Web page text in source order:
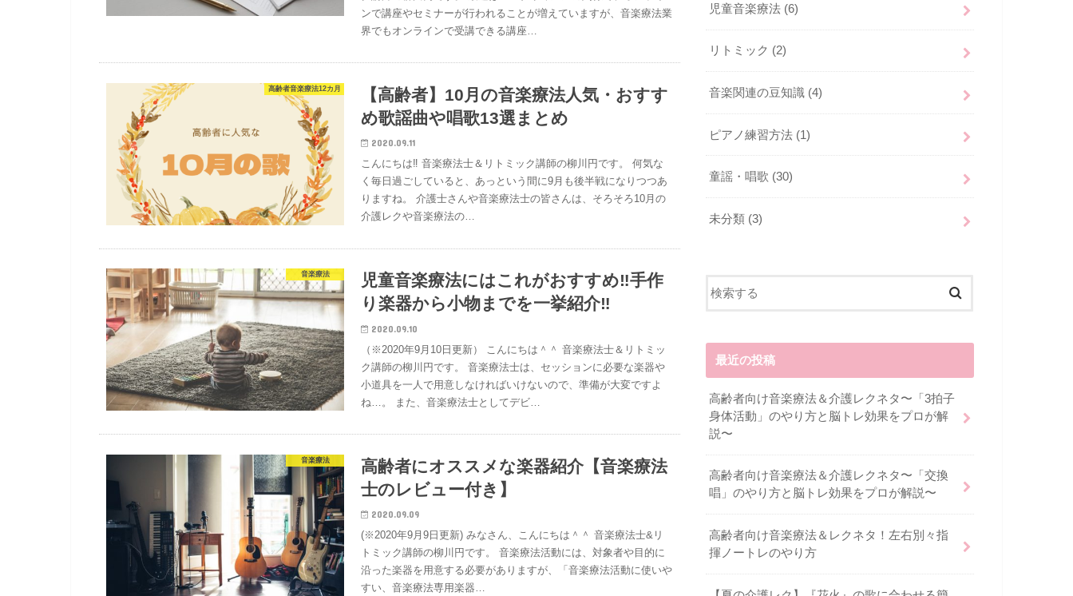
ンで講座やセミナーが行われることが増えていますが、音楽療法業
界でもオンラインで受講できる講座…
高齢者音楽療法12カ月
【高齢者】10月の音楽療法人気・おすす
め歌謡曲や唱歌13選まとめ
2020.09.11
こんにちは‼︎ 音楽療法士＆リトミック講師の柳川円です。 何気な
く毎日過ごしていると、あっという間に9月も後半戦になりつつあ
りますね。 介護士さんや音楽療法士の皆さんは、そろそろ10月の
介護レクや音楽療法の…
音楽療法
児童音楽療法にはこれがおすすめ‼︎手作
り楽器から小物までを一挙紹介‼︎
2020.09.10
（※2020年9月10日更新） こんにちは＾＾ 音楽療法士＆リトミッ
ク講師の柳川円です。 音楽療法士は、セッションに必要な楽器や
小道具を一人で用意しなければいけないので、準備が大変ですよ
ね…。 また、音楽療法士としてデビ…
音楽療法
高齢者にオススメな楽器紹介【音楽療法
士のレビュー付き】
2020.09.09
(※2020年9月9日更新) みなさん、こんにちは＾＾ 音楽療法士&リ
トミック講師の柳川円です。 音楽療法活動には、対象者や目的に
沿った楽器を用意する必要がありますが、「音楽療法活動に使いや
すい、音楽療法専用楽器…
児童音楽療法 (6)
リトミック (2)
音楽関連の豆知識 (4)
ピアノ練習方法 (1)
童謡・唱歌 (30)
未分類 (3)
最近の投稿
高齢者向け音楽療法＆介護レクネタ〜「3拍子
身体活動」のやり方と脳トレ効果をプロが解
説〜
高齢者向け音楽療法＆介護レクネタ〜「交換
唱」のやり方と脳トレ効果をプロが解説〜
高齢者向け音楽療法＆レクネタ！左右別々指
揮ノートレのやり方